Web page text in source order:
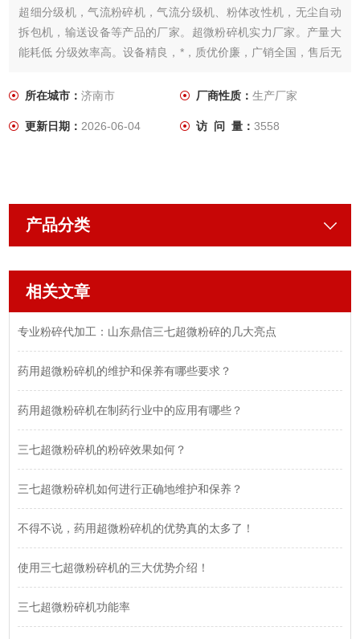
超细分级机，气流粉碎机，气流分级机、粉体改性机，无尘自动
拆包机，输送设备等产品的厂家。超微粉碎机实力厂家。产量大
能耗低 分级效率高。设备精良，*，质优价廉，广销全国，售后无
所在城市：济南市 厂商性质： 生产厂家
更新日期：2026-06-04 访 问 量： 3558
产品分类
相关文章
专业粉碎代加工：山东鼎信三七超微粉碎的几大亮点
药用超微粉碎机的维护和保养有哪些要求？
药用超微粉碎机在制药行业中的应用有哪些？
三七超微粉碎机的粉碎效果如何？
三七超微粉碎机如何进行正确地维护和保养？
不得不说，药用超微粉碎机的优势真的太多了！
使用三七超微粉碎机的三大优势介绍！
三七超微粉碎机功能率